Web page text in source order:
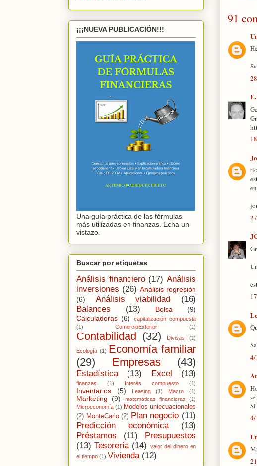
91
4/
Si
4/
¡¡¡NUEVA PUBLICACIÓN!!!
Una guía práctica de las fórmulas
más utilizadas en finanzas. Echa un
vistazo.
Buscar por etiquetas
Análisis financiero (17) Análisis
inversiones (26) Análisis regresión
(6)
Análisis viabilidad
(16)
Balances
(13) Bolsa
(9)
Calculadoras (6)
capitalización compuesta
(1)
ComercioExterior (1)
Contabilidad (32) Divisas (1)
Ecología (1) Economía familiar
(29)
Empresas (43)
Estadística (13) Excel (13)
finanzas (1) Interés compuesto (1)
Inventarios (5) Leasing (1) Macro (1)
Marketing (9) matemáticas financieras
(1)
Microeconomía (1) Modelos uniecuacionales
(2) MonteCarlo (2) Plan negocio (11)
Predicción económica
(13)
Préstamos
(11)
Presupuestos
(13) Tesorería (14)
valor del dinero en
el tiempo (1) Vivienda (12)